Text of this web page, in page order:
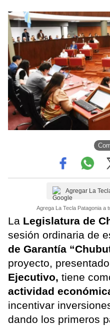
Agregar La
Agrega La Tecla Patagonia a
La Legislatura de
sesión ordinaria de
de Garantía
proyecto,
Ejecutivo, tiene
actividad
incentivar
dando los primeros